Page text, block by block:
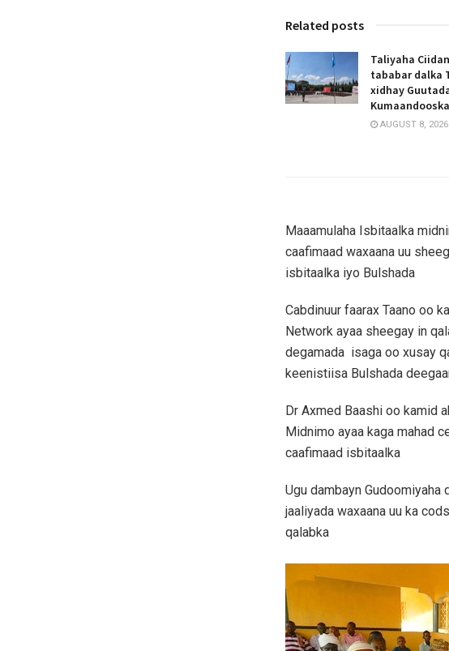
Related posts
Taliyaha
tababar dalka
xidhay
AUGUST 8, 2026
Maaamulaha Isbitaalka
caafimaad waxaana uu
isbitaalka iyo Bulshada
Cabdinuur faarax Taano oo
Network ayaa sheegay in
degamada isaga oo xusay
keenistiisa Bulshada
Dr Axmed Baashi oo kamid
Midnimo ayaa kaga mahad
caafimaad isbitaalka
Ugu dambayn Gudoomiyaha
jaaliyada waxaana uu ka
qalabka